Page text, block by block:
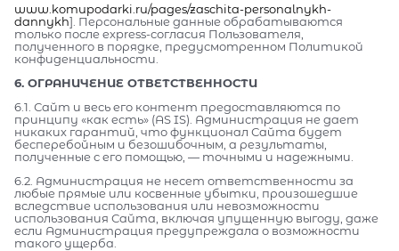
www.komupodarki.ru/pages/zaschita-personalnykh-
dannykh]. Персональные данные обрабатываются
только после express-согласия Пользователя,
полученного в порядке, предусмотренном Политикой
конфиденциальности.
6. ОГРАНИЧЕНИЕ ОТВЕТСТВЕННОСТИ
6.1. Сайт и весь его контент предоставляются по
принципу «как есть» (AS IS). Администрация не дает
никаких гарантий, что функционал Сайта будет
бесперебойным и безошибочным, а результаты,
полученные с его помощью, — точными и надежными.
6.2. Администрация не несет ответственности за
любые прямые или косвенные убытки, произошедшие
вследствие использования или невозможности
использования Сайта, включая упущенную выгоду, даже
если Администрация предупреждала о возможности
такого ущерба.